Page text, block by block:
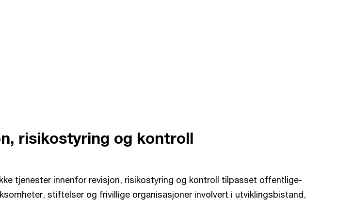
risikostyring og kontroll
tjenester innenfor revisjon, risikostyring og kontroll tilpasset offentlige-
stiftelser og frivillige organisasjoner involvert i utviklingsbistand,